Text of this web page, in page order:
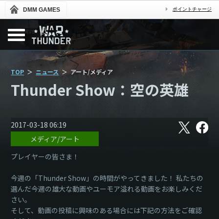
DMM GAMES ポイントチャージ
TOP ニュース アート/メディア
Thunder Show：空の英雄
2017-03-18 06:19 X フ
ェ
メディア/アート
プレイヤーの皆さま！
今週の「Thunder Show」の時間がやってきました！ 私たちの
選んだ今週の雄大な動画やユーモア溢れる動画をお楽しみくだ
さい。
そして、動画の投稿に興味のある場合には下記の方法をご確認